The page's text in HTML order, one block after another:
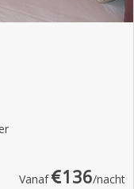
Vanaf 136/nacht